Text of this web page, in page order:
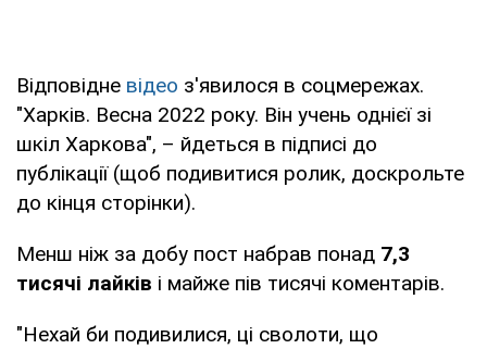
Відповідне відео з'явилося в соцмережах.
"Харків. Весна 2022 року. Він учень однієї зі
шкіл Харкова", – йдеться в підписі до
публікації (щоб подивитися ролик, доскрольте
до кінця сторінки).
Менш ніж за добу пост набрав понад 7,3
тисячі лайків і майже пів тисячі коментарів.
"Нехай би подивилися, ці сволоти, що